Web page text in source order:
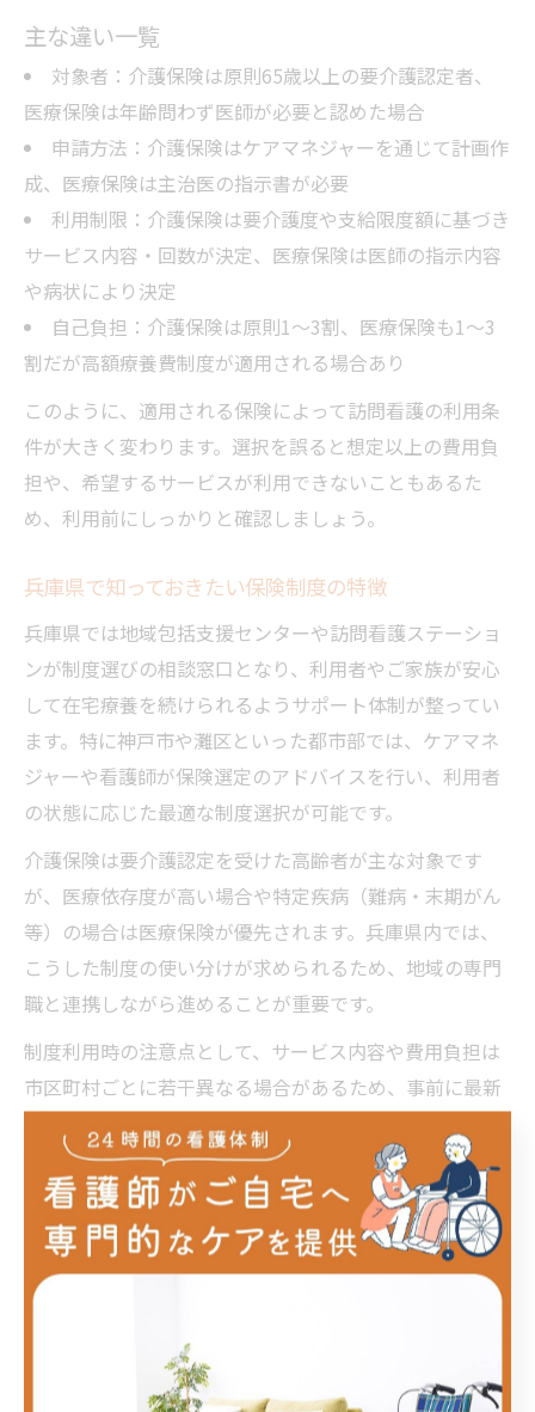
主な違い一覧
対象者：介護保険は原則65歳以上の要介護認定者、
医療保険は年齢問わず医師が必要と認めた場合
申請方法：介護保険はケアマネジャーを通じて計画作
成、医療保険は主治医の指示書が必要
利用制限：介護保険は要介護度や支給限度額に基づき
サービス内容・回数が決定、医療保険は医師の指示内容
や病状により決定
自己負担：介護保険は原則1～3割、医療保険も1～3
割だが高額療養費制度が適用される場合あり
このように、適用される保険によって訪問看護の利用条
件が大きく変わります。選択を誤ると想定以上の費用負
担や、希望するサービスが利用できないこともあるた
め、利用前にしっかりと確認しましょう。
兵庫県で知っておきたい保険制度の特徴
兵庫県では地域包括支援センターや訪問看護ステーショ
ンが制度選びの相談窓口となり、利用者やご家族が安心
して在宅療養を続けられるようサポート体制が整ってい
ます。特に神戸市や灘区といった都市部では、ケアマネ
ジャーや看護師が保険選定のアドバイスを行い、利用者
の状態に応じた最適な制度選択が可能です。
介護保険は要介護認定を受けた高齢者が主な対象です
が、医療依存度が高い場合や特定疾病（難病・末期がん
等）の場合は医療保険が優先されます。兵庫県内では、
こうした制度の使い分けが求められるため、地域の専門
職と連携しながら進めることが重要です。
制度利用時の注意点として、サービス内容や費用負担は
市区町村ごとに若干異なる場合があるため、事前に最新
情報を確認することが安心に繋がります。
訪問看護はどちらが多い？利用割合の傾向
訪問看護の利用割合に関して、兵庫県でも全国的な傾向
と同様に、65歳以上の高齢者では介護保険を利用するケ
ースが多く見られます。特に、要介護認定を受けている
方は介護保険が標準となりますが、急性期や医療的ケア
が必要な場合は医療保険が選択されることも増えていま